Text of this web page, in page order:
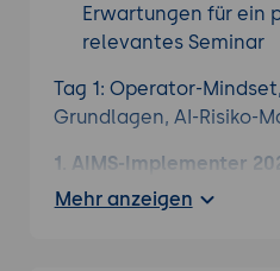
Erwartungen für ein
relevantes Seminar
Tag 1: Operator-
Grundlagen, AI-Risiko-
1. AIMS-Implementer
ISO 42001 im
Mehr anzeigen